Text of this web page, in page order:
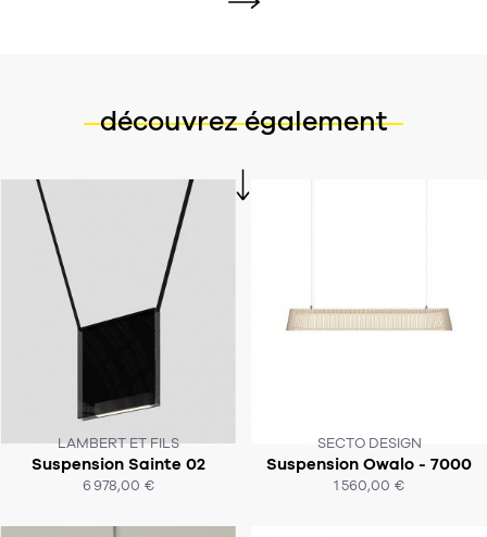
découvrez également
LAMBERT ET FILS
Suspension Sainte 02
6 978,00 €
SOUS 8 À 10 SEMAINES
ACHAT EXPRESS
SECTO DESIGN
Suspension Owalo - 7000
1 560,00 €
SOUS 6-8 SEMAINES
ACHAT EXPRESS